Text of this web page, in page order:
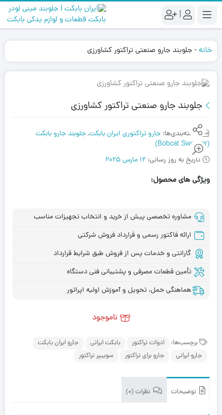
|
خانه- جلوبند جارو صنعتی تراکتور کشاورزی
جلوبند جارو صنعتی تراکتور کشاورزی
دسته‌بندی‌ها: جارو تراکتوری ایران بابکت,جلوبند جارو بابکت
(Bobcat Sweeper)
تاریخ به روز رسانی: 12 مارس 2025
ویژگی های محصول:
مشاوره تخصصی پیش از خرید و انتخاب تجهیزات مناسب
ارائه فاکتور رسمی و قرارداد فروش شرکتی
گارانتی و خدمات پس از فروش طبق شرایط قرارداد
تأمین قطعات مصرفی و پشتیبانی فنی دستگاه
هماهنگی حمل، تحویل و آموزش اولیه اپراتور
ناموجود
برچسب‌ها: ادوات تراکتور بابکت ایرانی
جارو ایران بابکت
جارو ایرانی
جارو برای تراکتور سوییپر تراکتور
توضیحات نظرات (0)